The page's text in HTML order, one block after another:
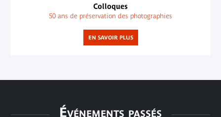
Colloques
50 ans de préservation des photographies
EN SAVOIR PLUS
Événements passés